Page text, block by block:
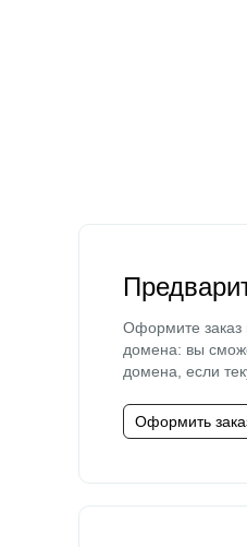
Оформите заказ
домена: вы
домена, если
Оформить